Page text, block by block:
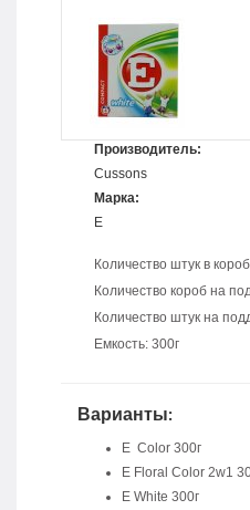
Производитель:
Cussons
Марка:
E
Количество
Количество короб на
Количество штук на
Емкость: 300г
Варианты:
E Color 300г
E Floral Color 2w1
E White 300г